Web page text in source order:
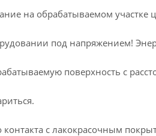
на обрабатываемом
под напряжением!
поверхность с
контакта с лакокрасочным